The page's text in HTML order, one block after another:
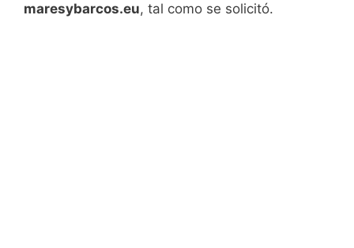
maresybarcos.eu, tal como se solicitó.